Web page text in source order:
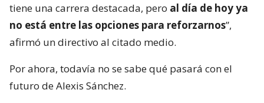
tiene una carrera destacada, pero al día de hoy ya
no está entre las opciones para reforzarnos”,
afirmó un directivo al citado medio.
Por ahora, todavía no se sabe qué pasará con el
futuro de Alexis Sánchez.